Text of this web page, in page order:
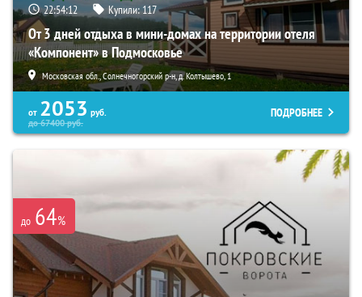
22:54:10 Купили: 117
От 3 дней отдыха в мини-домах на территории отеля
«Компонент» в Подмосковье
Московская обл., Солнечногорский р-н, д. Колтышево, 1
от 2053 руб.
до67400руб.
ПОДРОБНЕЕ
до 64%